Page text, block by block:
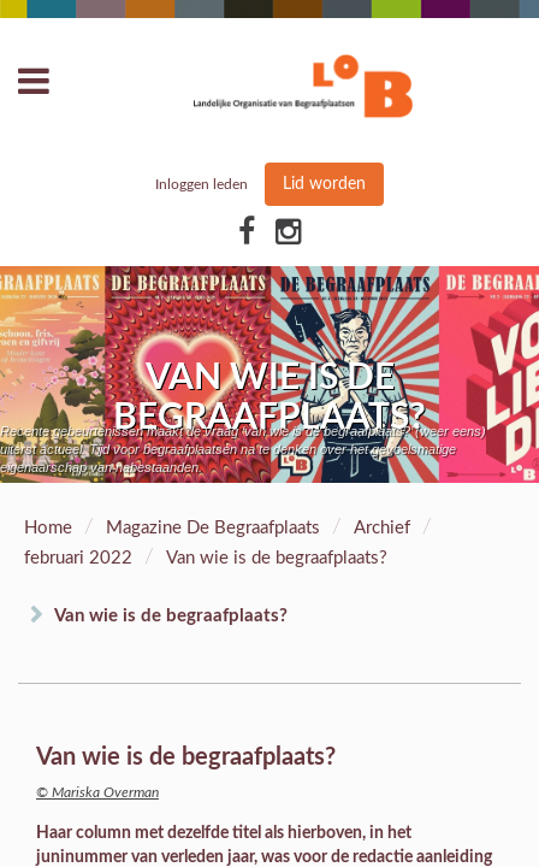
Inloggen leden Lid worden
VAN WIE IS DE
BEGRAAFPLAATS?
Recente gebeurtenissen maakt de vraag ‘van wie is de begraafplaats?’ (weer eens)
uiterst actueel. Tijd voor begraafplaatsen na te denken over het gevoelsmatige
eigenaarschap van nabestaanden.
Home / Magazine De Begraafplaats / Archief /
februari 2022 / Van wie is de begraafplaats?
Van wie is de begraafplaats?
Van wie is de begraafplaats?
© Mariska Overman
Haar column met dezelfde titel als hierboven, in het
juninummer van verleden jaar, was voor de redactie aanleiding